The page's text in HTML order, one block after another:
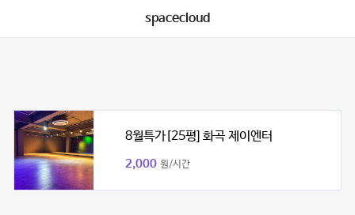
spacecloud
8월특가[25평] 화곡 제이엔터
2,000 원/시간